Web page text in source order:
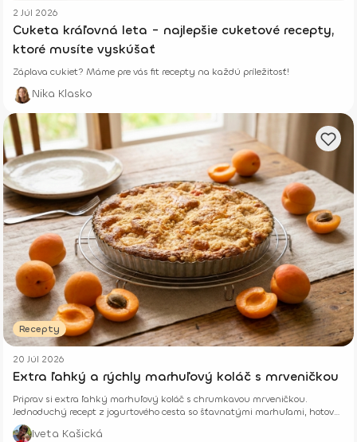
2 Júl 2026
Cuketa kráľovná leta - najlepšie cuketové recepty,
ktoré musíte vyskúšať
Záplava cukiet? Máme pre vás fit recepty na každú príležitosť!
Nika Klasko
Recepty
20 Júl 2026
Extra ľahký a rýchly marhuľový koláč s mrveničkou
Priprav si extra ľahký marhuľový koláč s chrumkavou mrveničkou.
Jednoduchý recept z jogurtového cesta so šťavnatými marhuľami, hotový
z pár surovín.
Iveta Kašická